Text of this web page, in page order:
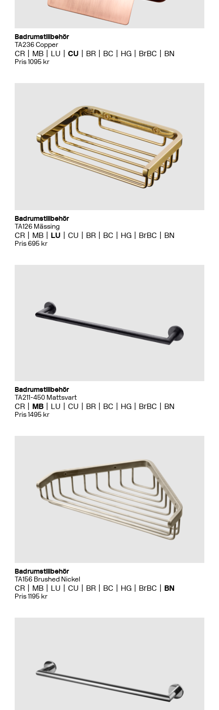
Badrumstillbehör
TA236 Copper
CR MB LU CU BR BC HG BrBC BN
Pris 1095 kr
Badrumstillbehör
TA126 Mässing
CR MB LU CU BR BC HG BrBC BN
Pris 695 kr
Badrumstillbehör
TA211-450 Mattsvart
CR MB LU CU BR BC HG BrBC BN
Pris 1495 kr
Badrumstillbehör
TA156 Brushed Nickel
CR MB LU CU BR BC HG BrBC BN
Pris 1195 kr